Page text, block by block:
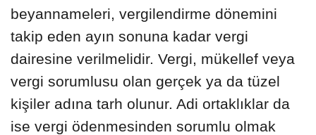
beyannameleri, vergilendirme dönemini
takip eden ayın sonuna kadar vergi
dairesine verilmelidir. Vergi, mükellef veya
vergi sorumlusu olan gerçek ya da tüzel
kişiler adına tarh olunur. Adi ortaklıklar da
ise vergi ödenmesinden sorumlu olmak